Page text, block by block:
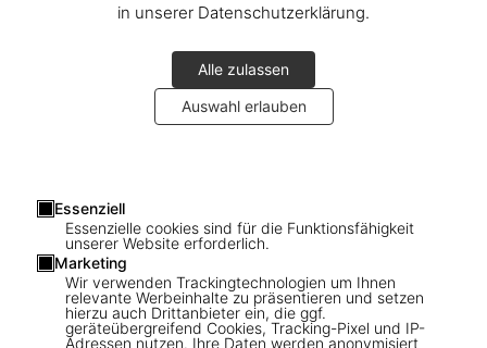
in unserer Datenschutzerklärung.
Alle zulassen
Auswahl erlauben
Essenziell
Essenzielle cookies sind für die Funktionsfähigkeit
unserer Website erforderlich.
Marketing
Wir verwenden Trackingtechnologien um Ihnen
relevante Werbeinhalte zu präsentieren und setzen
hierzu auch Drittanbieter ein, die ggf.
geräteübergreifend Cookies, Tracking-Pixel und IP-
Adressen nutzen. Ihre Daten werden anonymisiert
David Hockney. 220 for 2020
Discover the artist’s book